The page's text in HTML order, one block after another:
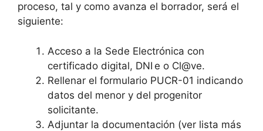
proceso, tal y como avanza el borrador, será el
siguiente:
Acceso a la Sede Electrónica con
certificado digital, DNI e o Cl@ve.
Rellenar el formulario PUCR-01 indicando
datos del menor y del progenitor
solicitante.
Adjuntar la documentación (ver lista más